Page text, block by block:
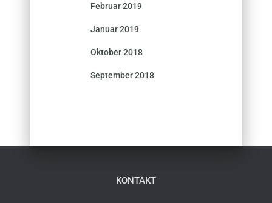
Februar 2019
Januar 2019
Oktober 2018
September 2018
KONTAKT